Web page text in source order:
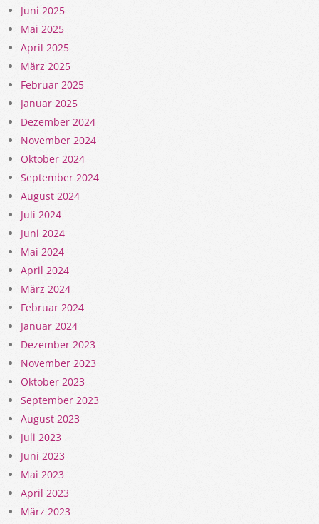
Juni 2025
Mai 2025
April 2025
März 2025
Februar 2025
Januar 2025
Dezember 2024
November 2024
Oktober 2024
September 2024
August 2024
Juli 2024
Juni 2024
Mai 2024
April 2024
März 2024
Februar 2024
Januar 2024
Dezember 2023
November 2023
Oktober 2023
September 2023
August 2023
Juli 2023
Juni 2023
Mai 2023
April 2023
März 2023